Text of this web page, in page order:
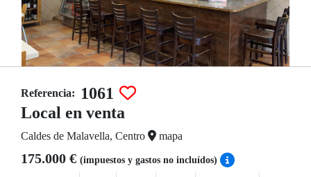
Referencia:
1061
Local en venta
Caldes de Malavella, Centro mapa
175.000 € (impuestos y gastos no incluídos)